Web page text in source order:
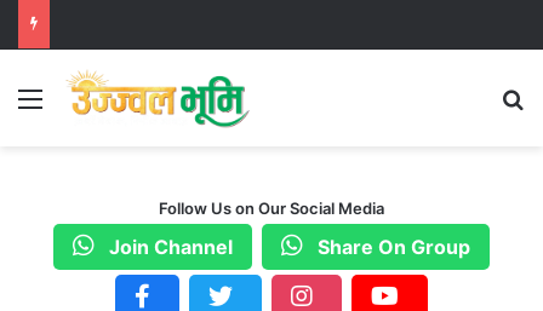
Menu
Follow Us on Our Social Media
Join Channel Share On Group